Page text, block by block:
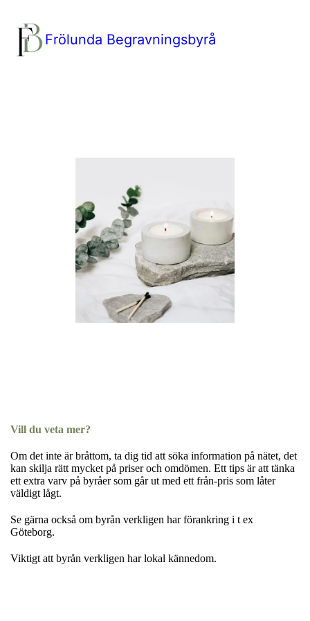
Frölunda Begravningsbyrå
Vill du veta mer?
Om det inte är bråttom, ta dig tid att söka information på nätet, det
kan skilja rätt mycket på priser och omdömen. Ett tips är att tänka
ett extra varv på byråer som går ut med ett från-pris som låter
väldigt lågt.
Se gärna också om byrån verkligen har förankring i t ex
Göteborg.
Viktigt att byrån verkligen har lokal kännedom.